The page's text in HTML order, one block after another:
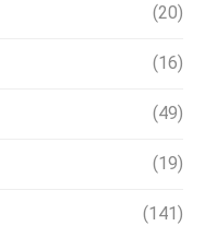
(20)
(16)
(49)
(19)
(141)